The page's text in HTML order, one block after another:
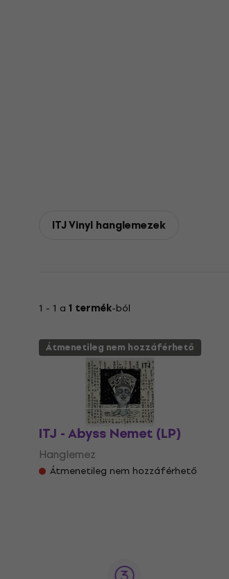
ITJ Vinyl hanglemezek
1 - 1 a 1 termék-ból
Átmenetileg nem hozzáférhető
ITJ - Abyss Nemet (LP)
Hanglemez
Átmenetileg nem hozzáférhető